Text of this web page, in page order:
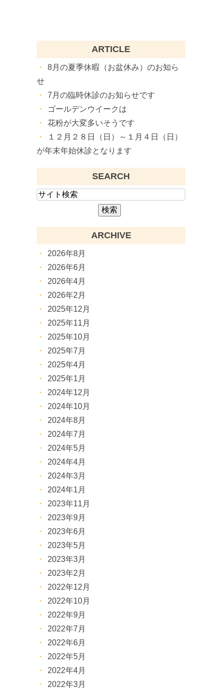
ARTICLE
8月の夏季休暇（お盆休み）のお知ら
せ
7月の臨時休診のお知らせです
ゴールデンウイークは
花粉が大変多いそうです
１２月２８日（日）～１月４日（日）
が年末年始休診となります
SEARCH
ARCHIVE
2026年8月
2026年6月
2026年4月
2026年2月
2025年12月
2025年11月
2025年10月
2025年7月
2025年4月
2025年1月
2024年12月
2024年10月
2024年8月
2024年7月
2024年5月
2024年4月
2024年3月
2024年1月
2023年11月
2023年9月
2023年6月
2023年5月
2023年3月
2023年2月
2022年12月
2022年10月
2022年9月
2022年7月
2022年6月
2022年5月
2022年4月
2022年3月